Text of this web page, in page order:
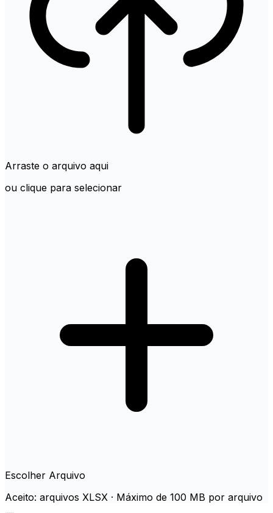
Arraste o arquivo aqui
ou clique para selecionar
Escolher Arquivo
Aceito: arquivos XLSX · Máximo de 100 MB por arquivo